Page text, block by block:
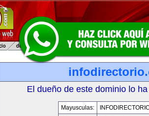
El dueño de este dominio lo
Mayusculas: